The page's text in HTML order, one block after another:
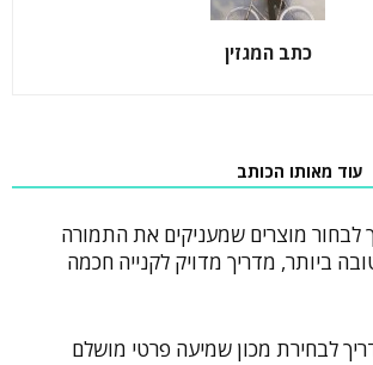
כתב המגזין
עוד מאותו הכותב
לבחור מוצרים שמעניקים את התמורה
ביותר, מדריך מדויק לקנייה חכמה
לבחירת מכון שמיעה פרטי מושלם